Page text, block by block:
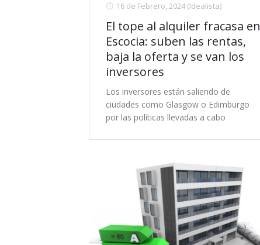
16 de Febrero, 2024(Idealista)
El tope al alquiler fracasa en
Escocia: suben las rentas,
baja la oferta y se van los
inversores
Los inversores están saliendo de
ciudades como Glasgow o Edimburgo
por las políticas llevadas a cabo